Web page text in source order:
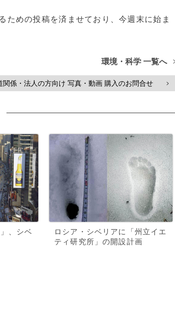
めの投稿を済ませており、今週末に始ま
環境・科学 一覧へ
関係・法人の方向け 写真・動画 購入のお問合せ >
、シベ
ロシア・シベリアに「州立イエ
ティ研究所」の開設計画